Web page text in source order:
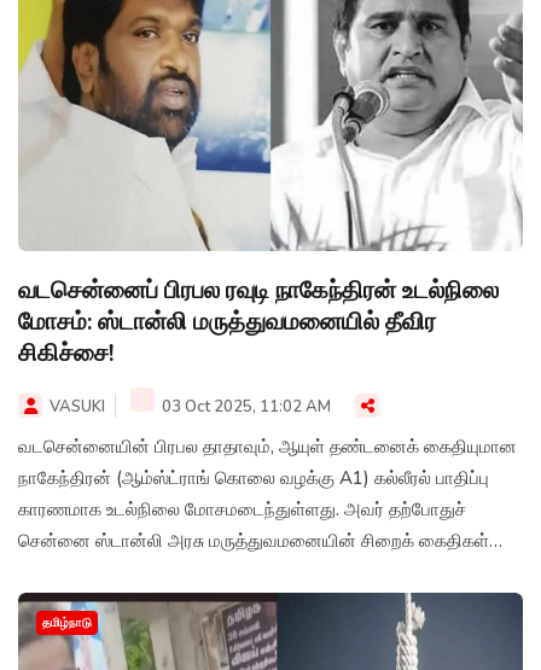
வடசென்னைப் பிரபல ரவுடி நாகேந்திரன் உடல்நிலை
மோசம்: ஸ்டான்லி மருத்துவமனையில் தீவிர
சிகிச்சை!
VASUKI 03 Oct 2025, 11:02 AM
வடசென்னையின் பிரபல தாதாவும், ஆயுள் தண்டனைக் கைதியுமான
நாகேந்திரன் (ஆம்ஸ்ட்ராங் கொலை வழக்கு A1) கல்லீரல் பாதிப்பு
காரணமாக உடல்நிலை மோசமடைந்துள்ளது. அவர் தற்போதுச்
சென்னை ஸ்டான்லி அரசு மருத்துவமனையின் சிறைக் கைதிகள்
தமிழ்நாடு